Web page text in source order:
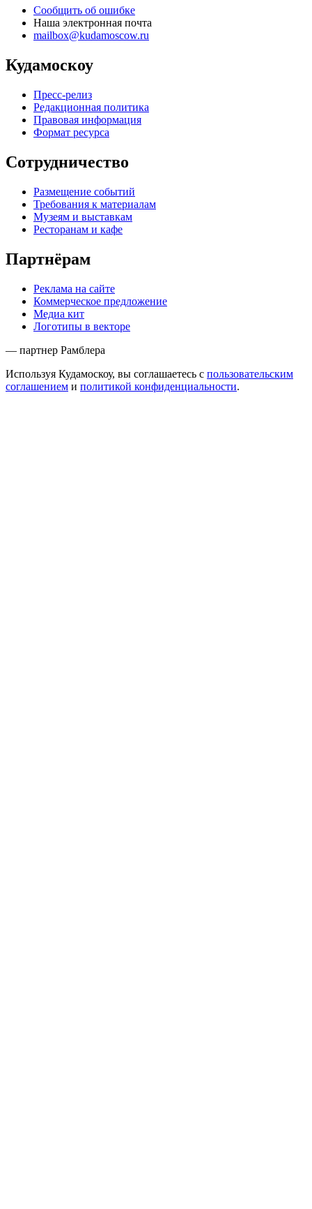
Сообщить об ошибке
Наша электронная почта
mailbox@kudamoscow.ru
Кудамоскоу
Пресс-релиз
Редакционная политика
Правовая информация
Формат ресурса
Сотрудничество
Размещение событий
Требования к материалам
Музеям и выставкам
Ресторанам и кафе
Партнёрам
Реклама на сайте
Коммерческое предложение
Медиа кит
Логотипы в векторе
— партнер Рамблера
Используя Кудамоскоу, вы соглашаетесь с пользовательским
соглашением и политикой конфиденциальности.